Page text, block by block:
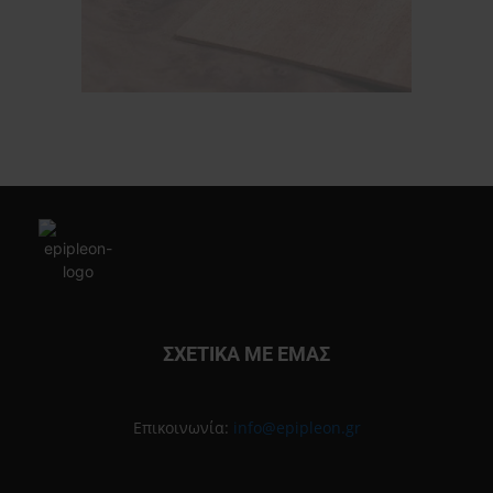
ΣΧΕΤΙΚΑ ΜΕ ΕΜΑΣ
Επικοινωνία: info@epipleon.gr